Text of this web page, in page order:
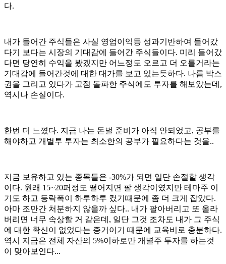
다.
내가 들어간 주식들은 사실 영업이익등 성과기반하여 들어갔
다기 보다는 시장의 기대감에 들어간 주식들이다. 미리 들어갔
다면 당연히 수익을 봤겠지만 어느정도 오르고 더 오를거라는
기대감에 들어간것에 대한 대가를 보고 있는듯하다. 나름 박스
권을 그리고 있다가 고점 돌파한 주식에도 투자를 해보았는데,
역시나 손실이다.
한번 더 느꼈다. 지금 나는 돈벌 준비가 아직 안되었고, 공부를
해야하고 개별투 투자는 최소한의 공부가 필요하다는 것을..
지금 보유하고 있는 종목들은 -30%가 되면 일단 손절할 생각
이다. 원래 15~20퍼정도 떨어지면 팔 생각이였지만 테마주 이
기도 하고 등락폭이 하루하루 컸기때문에 좀 더 크게 잡았다.
아마 조만간 처분하지 않을까 싶다.. 내가 팔아버리고 또 올라
버리면 너무 속상할 거 같은데, 일단 그것 조차도 내가 그 주식
에 대한 확신이 없었다는 증거이기 때문에 교육비로 충분하다.
역시 지금은 전체 자산의 5%이하로만 개별주 투자를 하는것
이 맞아보인다...